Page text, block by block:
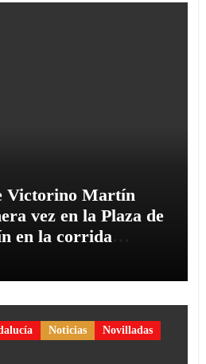
Victorino Martín
vez en la Plaza de
en la corrida
su 125 aniversario
Noticias Novilladas